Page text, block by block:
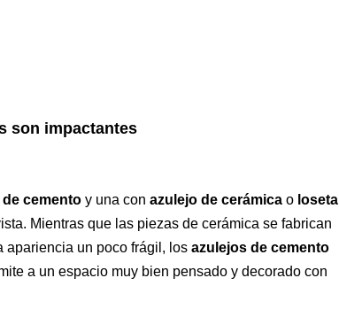
son impactantes
cemento y una conazulejo de cerámicao loseta
Mientras que las piezas de cerámica se fabrican
apariencia un poco frágil, losazulejos de cemento
a un espacio muy bien pensado y decorado con